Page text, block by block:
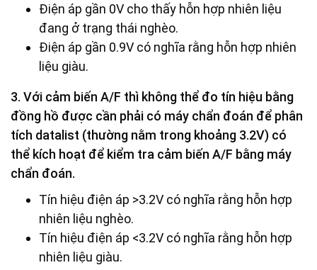
Điện áp gần 0V cho thấy hỗn hợp nhiên liệu
đang ở trạng thái nghèo.
Điện áp gần 0.9V có nghĩa rằng hỗn hợp nhiên
liệu giàu.
3. Với cảm biến A/F thì không thể đo tín hiệu bằng
đồng hồ được cần phải có máy chẩn đoán để phân
tích datalist (thường nằm trong khoảng 3.2V) có
thể kích hoạt để kiểm tra cảm biến A/F bằng máy
chẩn đoán.
Tín hiệu điện áp >3.2V có nghĩa rằng hỗn hợp
nhiên liệu nghèo.
Tín hiệu điện áp <3.2V có nghĩa rằng hỗn hợp
nhiên liệu giàu.